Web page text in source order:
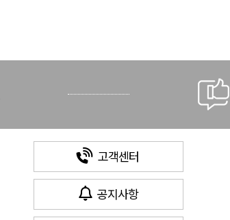
고객센터
공지사항